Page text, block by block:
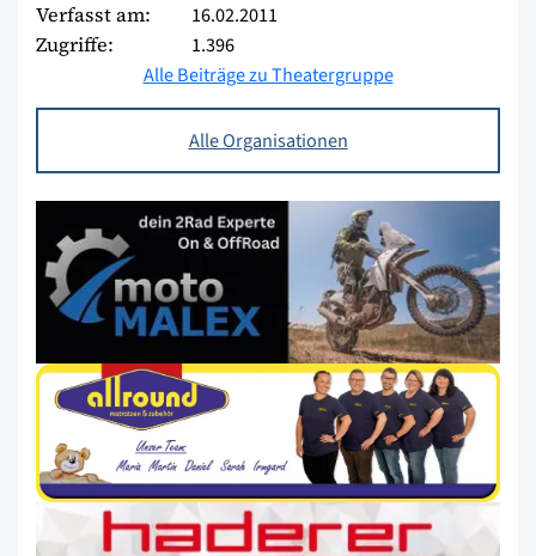
Verfasst am: 16.02.2011
Zugriffe:
1.396
Alle Beiträge zu Theatergruppe
Alle Organisationen